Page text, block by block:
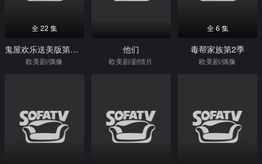
全 22 集
鬼屋欢乐送美版第四季
欧美剧/偶像
他们
欧美剧/剧情片
全 6 集
毒帮家族第2季
欧美剧/偶像